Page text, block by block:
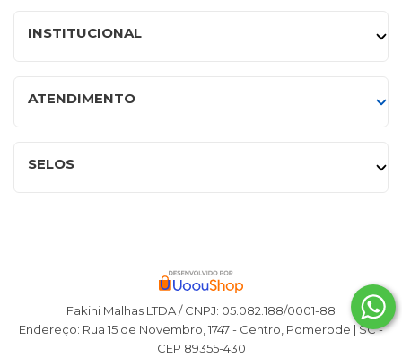
INSTITUCIONAL
ATENDIMENTO
SELOS
Fakini Malhas LTDA / CNPJ: 05.082.188/0001-88
Endereço: Rua 15 de Novembro, 1747 - Centro, Pomerode | SC -
CEP 89355-430